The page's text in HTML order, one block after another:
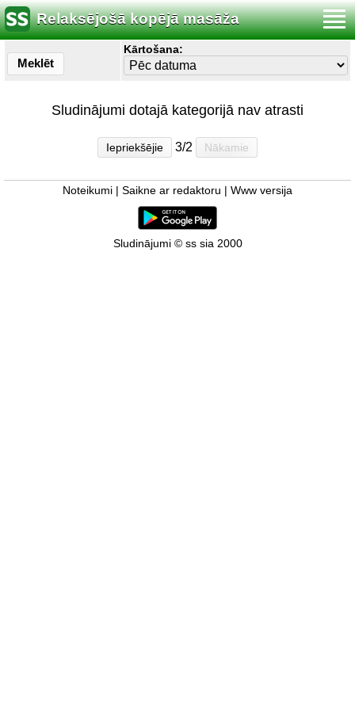
Relaksējošā kopējā masāža
Meklēt
Kārtošana:
Sludinājumi dotajā kategorijā nav atrasti
Iepriekšējie 3/2 Nākamie
Noteikumi Saikne ar redaktoru Www versija
Sludinājumi © ss sia 2000